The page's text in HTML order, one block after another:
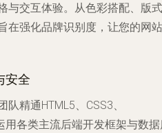
与交互体验。从色彩搭配、版式
在强化品牌识别度，让您的网站
安全
精通HTML5、CSS3、
各类主流后端开发框架与数